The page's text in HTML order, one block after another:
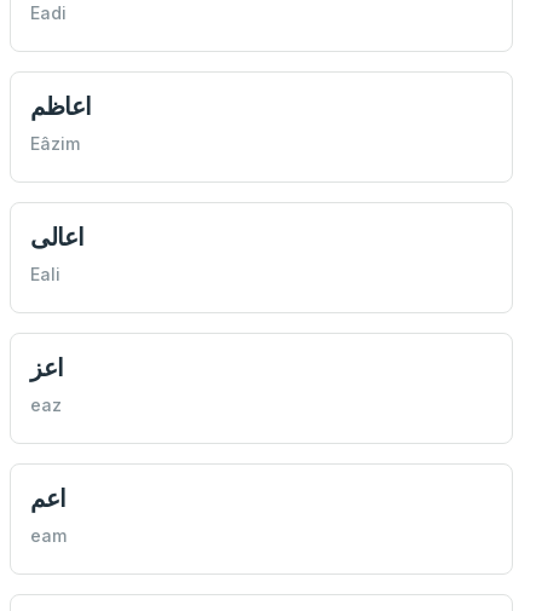
Eadi
اعاظم
Eâzim
اعالی
Eali
اعز
eaz
اعم
eam